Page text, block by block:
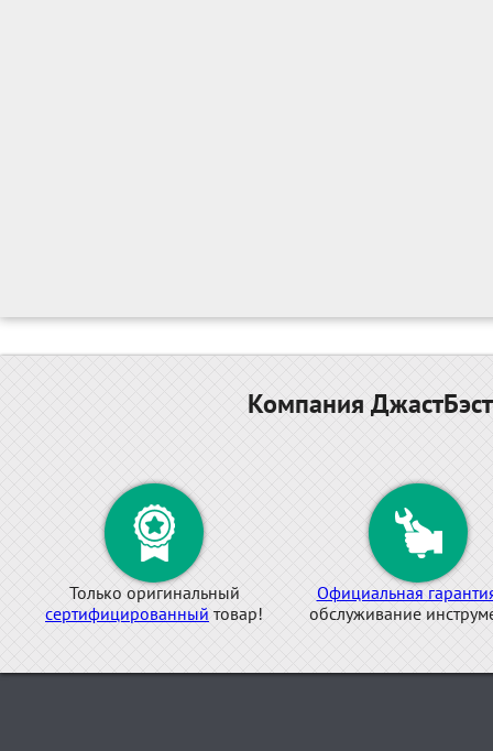
Компания
Только оригинальный
сертифицированный товар!
Официальная
обслуживание